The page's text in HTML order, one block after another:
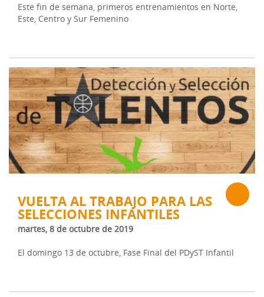
Este fin de semana, primeros entrenamientos en Norte,
Este, Centro y Sur Femenino
VUELTA AL TRABAJO PARA LAS
SELECCIONES INFANTILES
martes, 8 de octubre de 2019
El domingo 13 de octubre, Fase Final del PDyST Infantil